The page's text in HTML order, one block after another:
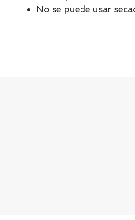
No se puede usar